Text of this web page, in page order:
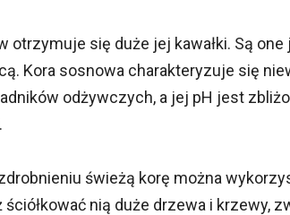
otrzymuje się duże jej kawałki. Są
Kora sosnowa charakteryzuje się
odżywczych, a jej pH jest
świeżą korę można
ściółkować nią duże drzewa i krzewy,